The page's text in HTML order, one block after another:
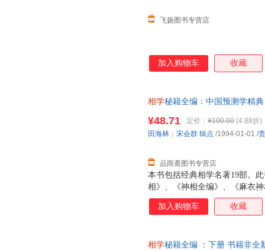
飞扬图书专营店
加入购物车 收藏
相学秘籍全编：中国预测学精
本书包括经典相学名著19部。
相》、《神相全编》、《麻衣
煌相书》、《四库全书》中的
波洞中记》、《玉管照神局》
应用于实际生活中并起着重要
¥48.71 定价： ¥100.00 (4.88折)
品雨斋图书专营店
田海林 ； 宋会群 辑点 /1994-01-01 /
加入购物车 收藏
相学秘籍全编 ：下册 书籍非全